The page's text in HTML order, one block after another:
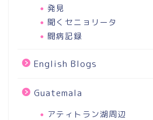
発見
聞くセニョリータ
闘病記録
English Blogs
Guatemala
アティトラン湖周辺